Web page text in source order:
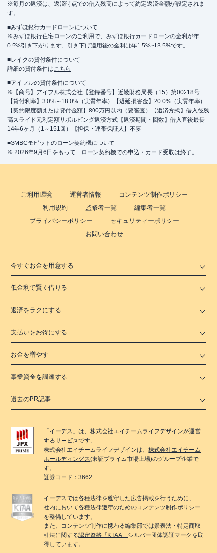
※毎月の返済は、返済時点での借入残高によって約定返済金額が設定されま
す。
■みずほ銀行カードローンについて
※みずほ銀行住宅ローンのご利用で、みずほ銀行カードローンの金利が年
0.5%引き下がります。引き下げ適用後の金利は年1.5%~13.5%です。
■レイクの貸付条件について
詳細の貸付条件はこちら
■アイフルの貸付条件について
※【商号】アイフル株式会社【登録番号】近畿財務局長（15）第00218号
【貸付利率】3.0%～18.0%（実質年率）【遅延損害金】20.0%（実質年率）
【契約限度額または貸付金額】800万円以内（要審査）【返済方式】借入後残
高スライド元利定額リボルビング返済方式【返済期間・回数】借入直後最長
14年6ヶ月（1～151回）【担保・連帯保証人】不要
■SMBCモビットのローン契約機について
※ 2026年9月6日をもって、ローン契約機での申込・カード受取は終了。
ご利用環境 運営者情報
コンテンツ制作ポリシー
利用規約
監修者一覧
編集者一覧
プライバシーポリシー
セキュリティーポリシー
お問い合わせ
今すぐお金を用意する
低金利で賢く借りる
返済をラクにする
支払いをお得にする
お金を増やす
事業資金を調達する
過去のPR記事
「 イーデス 」は、株式会社エイチームライフデザインが運営
するサービスです。
株式会社エイチームライフデザインは、株式会社エイチーム
ホールディングス(東証プライム市場上場)のグループ企業で
す。
証券コード：3662
イーデスでは各種法律を遵守した広告掲載を行うために、
社内において各種法律遵守のためのコンテンツ制作ポリシー
を整備しています。
また、コンテンツ制作に携わる編集部では景表法・特定商取
引法に関する認定資格「KTAA」 シルバー団体認証マークを取
得しています。